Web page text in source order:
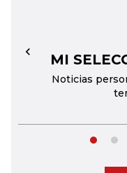
MI
Noticias
←